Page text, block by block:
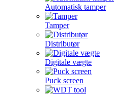
Automatisk tamper
Tamper
Distributør
Digitale vægte
Puck screen